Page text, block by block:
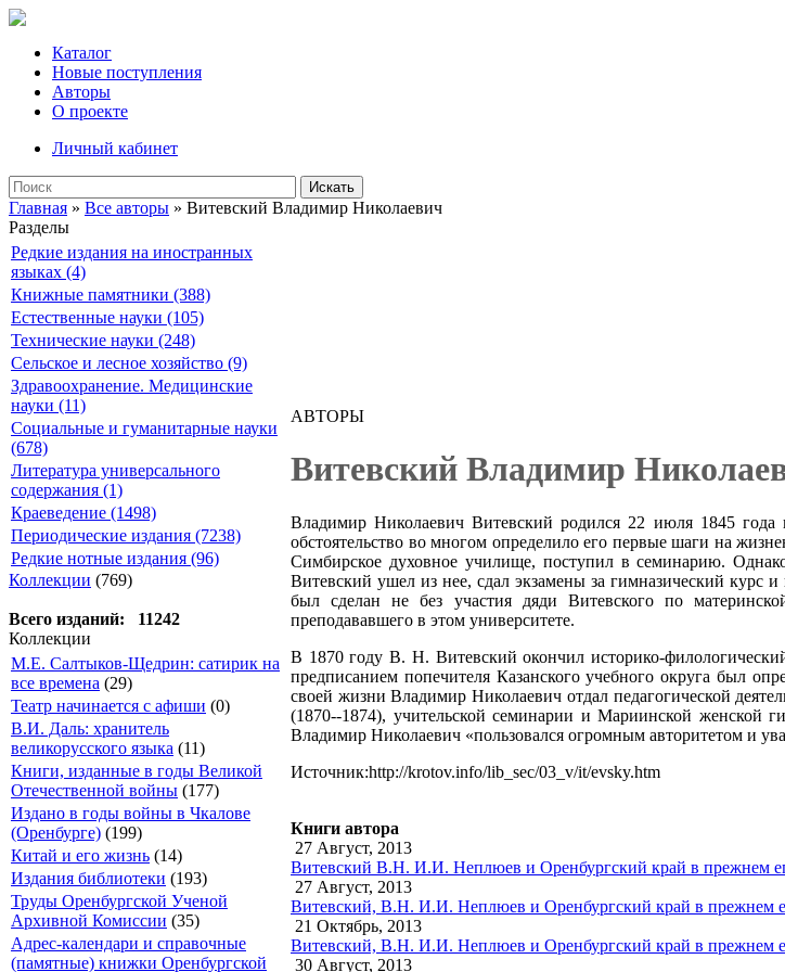
Каталог
Новые поступления
Авторы
О проекте
Личный кабинет
Искать
Главная » Все авторы » Витевский Владимир Николаевич
Разделы
Редкие издания на иностранных
языках (4)
Книжные памятники (388)
Естественные науки (105)
Технические науки (248)
Сельское и лесное хозяйство (9)
Здравоохранение. Медицинские
науки (11)
Социальные и гуманитарные науки
(678)
Литература универсального
содержания (1)
Краеведение (1498)
Периодические издания (7238)
Редкие нотные издания (96)
Коллекции (769)
Всего изданий: 11242
Коллекции
М.Е. Салтыков-Щедрин: сатирик на
все времена (29)
Театр начинается с афиши (0)
В.И. Даль: хранитель
великорусского языка (11)
Книги, изданные в годы Великой
Отечественной войны (177)
Издано в годы войны в Чкалове
(Оренбурге) (199)
Китай и его жизнь (14)
Издания библиотеки (193)
Труды Оренбургской Ученой
Архивной Комиссии (35)
Адрес-календари и справочные
(памятные) книжки Оренбургской
АВТОРЫ
Витевский Владимир
Владимир Николаевич Витевский родился 22 июля 1845 года
обстоятельство во многом определило его первые шаги на
Симбирское духовное училище, поступил в семинарию.
Витевский ушел из нее, сдал экзамены за гимназический курс
был сделан не без участия дяди Витевского по
преподававшего в этом университете.
В 1870 году В. Н. Витевский окончил историко-
предписанием попечителя Казанского учебного округа был
своей жизни Владимир Николаевич отдал педагогической
(1870--1874), учительской семинарии и Мариинской женской
Владимир Николаевич «пользовался огромным авторитетом и
Источник:http://krotov.info/lib_sec/03_v/it/evsky.htm
Книги автора
27 Август, 2013
Витевский В.Н. И.И. Неплюев и Оренбургский край в прежнем
27 Август, 2013
Витевский, В.Н. И.И. Неплюев и Оренбургский край в прежнем
21 Октябрь, 2013
Витевский, В.Н. И.И. Неплюев и Оренбургский край в прежнем
30 Август, 2013